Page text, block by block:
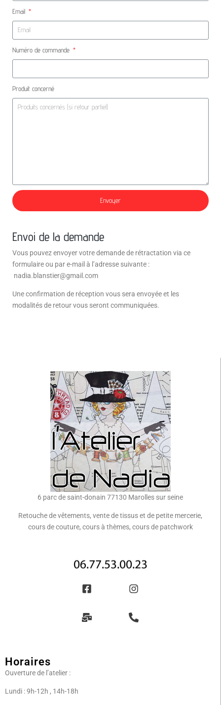
Email
Numéro de commande
Produit concerné
Envoyer
Envoi de la demande
Vous pouvez envoyer votre demande de rétractation via ce
formulaire ou par e-mail à l’adresse suivante :
nadia.blanstier@gmail.com
Une confirmation de réception vous sera envoyée et les
modalités de retour vous seront communiquées.
6 parc de saint-donain 77130 Marolles sur seine
Retouche de vêtements, vente de tissus et de petite mercerie,
cours de couture, cours à thèmes, cours de patchwork
Horaires
Ouverture de l’atelier :
Lundi : 9h-12h , 14h-18h